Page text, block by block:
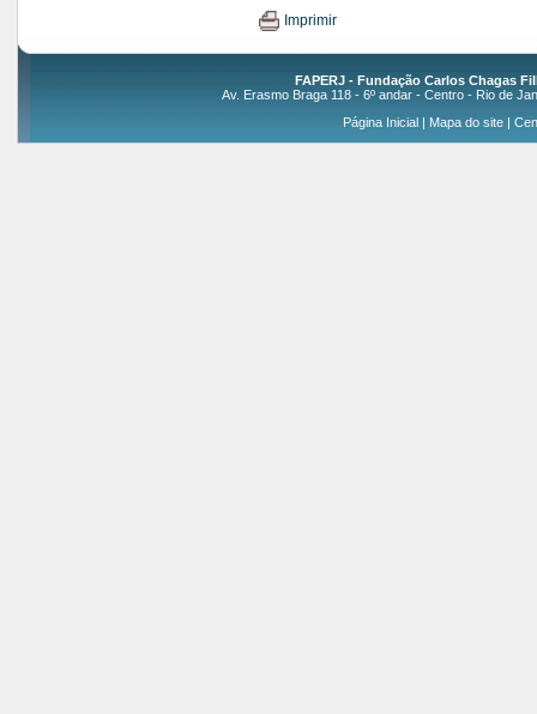
Imprimir
FAPERJ - Fundação Carlos Chagas
Av. Erasmo Braga 118 - 6º andar - Centro - Rio de
Página Inicial| Mapa do site|